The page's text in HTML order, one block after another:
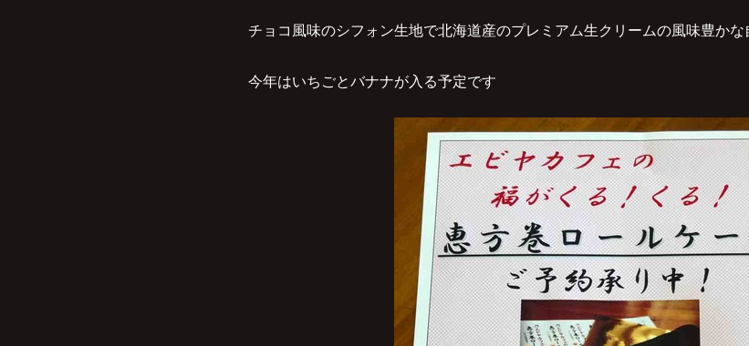
チョコ風味のシフォン生地で北海道産のプレミアム生クリームの風味豊か
今年はいちごとバナナが入る予定です